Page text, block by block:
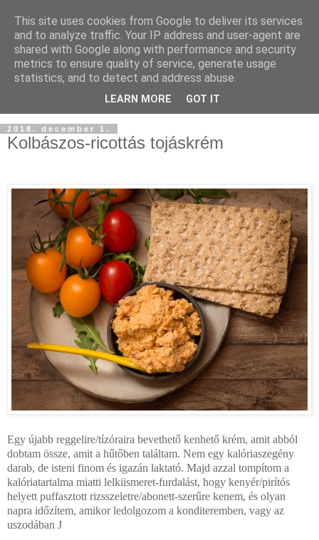
2018. december 1.
Kolbászos-ricottás tojáskrém
Egy újabb reggelire/tízóraira bevethető kenhető krém, amit abból
dobtam össze, amit a hűtőben találtam. Nem egy kalóriaszegény
darab, de isteni finom és igazán laktató. Majd azzal tompítom a
kalóriatartalma miatti lelkiismeret-furdalást, hogy kenyér/pirítós
helyett puffasztott rizsszeletre/abonett-szerűre kenem, és olyan
napra időzítem, amikor ledolgozom a konditeremben, vagy az
uszodában J
This site uses cookies from Google to deliver its services
and to analyze traffic. Your IP address and user-agent are
shared with Google along with performance and security
metrics to ensure quality of service, generate usage
statistics, and to detect and address abuse.
LEARN MORE GOT IT